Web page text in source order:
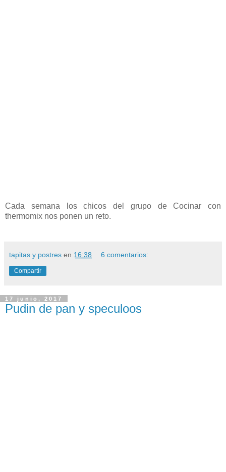
Cada semana los chicos del grupo de Cocinar con
thermomix nos ponen un reto.
tapitas y postres en 16:38 6 comentarios:
Compartir
17 junio, 2017
Pudin de pan y speculoos